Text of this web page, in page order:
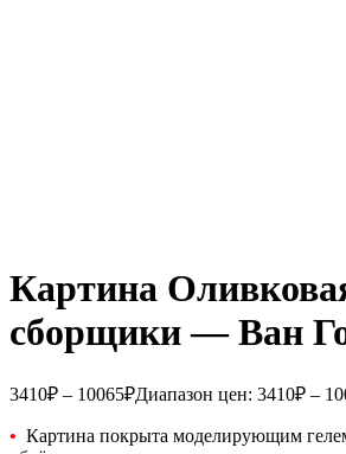
Картина
сборщики — Ван
3410₽ – 10065₽Диапазон цен: 3410₽ –
• Картина покрыта моделирующим